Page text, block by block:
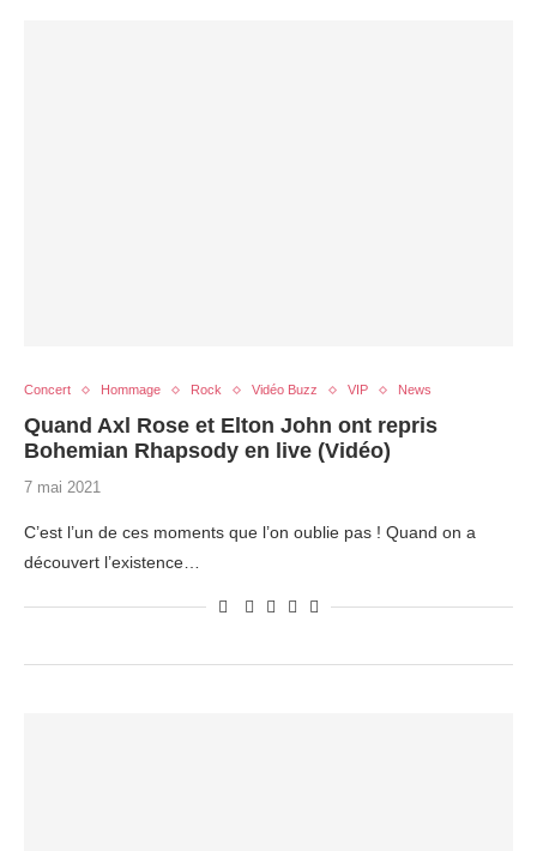
Concert Hommage Rock Vidéo Buzz VIP News
Quand Axl Rose et Elton John ont repris
Bohemian Rhapsody en live (Vidéo)
7 mai 2021
C’est l’un de ces moments que l’on oublie pas ! Quand on a
découvert l’existence…